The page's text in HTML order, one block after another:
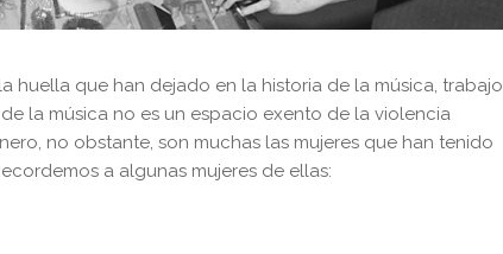
huella que han dejado en la historia de la música, trabajo
la música no es un espacio exento de la violencia
no obstante, son muchas las mujeres que han tenido
a algunas mujeres de ellas: